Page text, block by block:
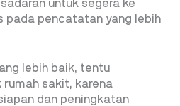
untuk segera ke
pada pencatatan yang lebih
lebih baik, tentu
rumah sakit, karena
dan peningkatan